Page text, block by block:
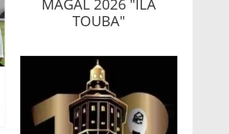
MAGAL 2026 "ILA
TOUBA"